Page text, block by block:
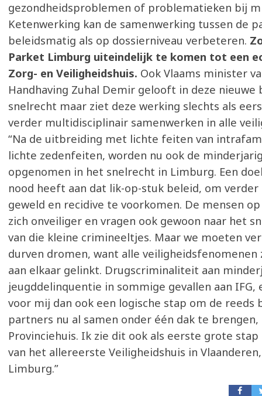
gezondheidsproblemen of problematieken bij
Ketenwerking kan de samenwerking tussen de
beleidsmatig als op dossierniveau verbeteren.
Parket Limburg uiteindelijk te komen tot een
Zorg- en Veiligheidshuis. Ook Vlaams minister
Handhaving Zuhal Demir gelooft in deze nieuwe
snelrecht maar ziet deze werking slechts als
verder multidisciplinair samenwerken in alle
“Na de uitbreiding met lichte feiten van
lichte zedenfeiten, worden nu ook de
opgenomen in het snelrecht in Limburg. Een
nood heeft aan dat lik-op-stuk beleid, om verder
geweld en recidive te voorkomen. De mensen
zich onveiliger en vragen ook gewoon naar het
van die kleine crimineeltjes. Maar we moeten
durven dromen, want alle
aan elkaar gelinkt. Drugscriminaliteit aan
jeugddelinquentie in sommige gevallen aan IFG,
voor mij dan ook een logische stap om de reeds
partners nu al samen onder één dak te
Provinciehuis. Ik zie dit ook als eerste grote
van het allereerste Veiligheidshuis in
Limburg.”